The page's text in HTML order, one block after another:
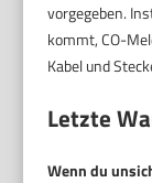
vorgegeben.
kommt, CO-
Kabel und
Letzte
Wenn du